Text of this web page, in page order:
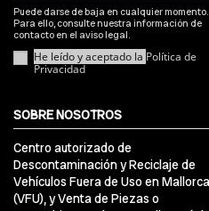
Puede darse de baja en cualquier momento.
Para ello, consulte nuestra información de
contacto en el aviso legal.
He leído y aceptado la Política de
Privacidad
SOBRE NOSOTROS
Centro autorizado de
Descontaminación y Reciclaje de
Vehículos Fuera de Uso en Mallorca
(VFU), y Venta de Piezas o